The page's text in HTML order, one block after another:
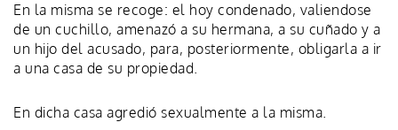
En la misma se recoge: el hoy condenado, valiendose
de un cuchillo, amenazó a su hermana, a su cuñado y a
un hijo del acusado, para, posteriormente, obligarla a ir
a una casa de su propiedad.
En dicha casa agredió sexualmente a la misma.